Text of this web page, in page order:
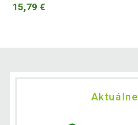
15,79 €
Aktuálne